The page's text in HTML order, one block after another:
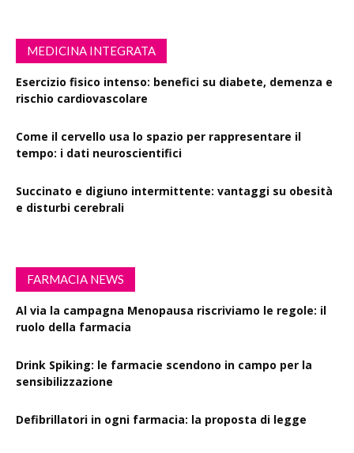
MEDICINA INTEGRATA
Esercizio fisico intenso: benefici su diabete, demenza e
rischio cardiovascolare
Come il cervello usa lo spazio per rappresentare il
tempo: i dati neuroscientifici
Succinato e digiuno intermittente: vantaggi su obesità
e disturbi cerebrali
FARMACIA NEWS
Al via la campagna Menopausa riscriviamo le regole: il
ruolo della farmacia
Drink Spiking: le farmacie scendono in campo per la
sensibilizzazione
Defibrillatori in ogni farmacia: la proposta di legge